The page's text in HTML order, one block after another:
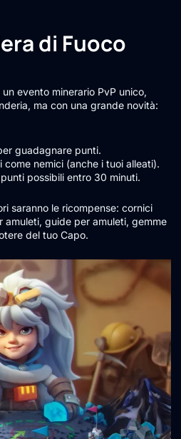
di Fuoco
evento minerario PvP unico,
ma con una grande novità:
guadagnare punti.
nemici (anche i tuoi alleati).
possibili entro 30 minuti.
saranno le ricompense: cornici
amuleti, guide per amuleti, gemme
del tuo Capo.